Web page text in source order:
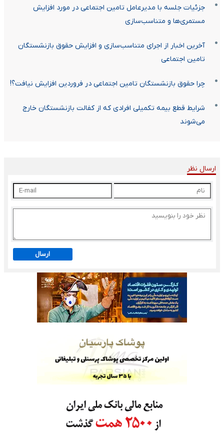
جزئیات جلسه با مدیرعامل تامین اجتماعی در مورد افزایش
مستمری‌ها و متناسب‌سازی
آخرین اخبار از اجرای متناسب‌سازی و افزایش حقوق بازنشستگان
تامین اجتماعی
چرا حقوق بازنشستگان تامین اجتماعی در فروردین افزایش نیافت؟!
شرایط قطع بیمه تکمیلی افرادی که از کفالت بازنشستگان خارج
می‌شوند
ارسال نظر
ارسال